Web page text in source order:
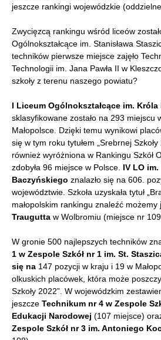
jeszcze rankingi wojewódzkie
Zwycięzcą rankingu wśród liceów
Ogólnokształcące im. Stanisława
techników pierwsze miejsce zajęło
Technologii im. Jana Pawła II w
szkoły z terenu naszego powiatu?
I Liceum Ogólnokształcące im.
sklasyfikowane zostało na 293 miejscu
Małopolsce. Dzięki temu wynikowi
się w tym roku tytułem „Srebrnej
również wyróżniona w Rankingu Szkół
zdobyła 96 miejsce w Polsce. IV LO
Baczyńskiego znalazło się na 606.
województwie. Szkoła uzyskała tytuł
małopolskim rankingu znaleźć możemy
Traugutta w Wolbromiu (miejsce nr
W gronie 500 najlepszych techników
1 w Zespole Szkół nr 1 im. St.
się na 147 pozycji w kraju i 19 w
olkuskich placówek, która może
Szkoły 2022”. W wojewódzkim
jeszcze Technikum nr 4 w Zespole
Edukacji Narodowej (107 miejsce)
Zespole Szkół nr 3 im. Antoniego